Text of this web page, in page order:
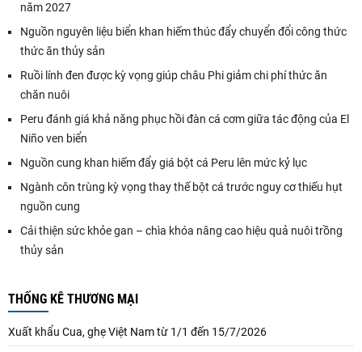
năm 2027
Nguồn nguyên liệu biển khan hiếm thúc đẩy chuyển đổi công thức
thức ăn thủy sản
Ruồi lính đen được kỳ vọng giúp châu Phi giảm chi phí thức ăn
chăn nuôi
Peru đánh giá khả năng phục hồi đàn cá cơm giữa tác động của El
Niño ven biển
Nguồn cung khan hiếm đẩy giá bột cá Peru lên mức kỷ lục
Ngành côn trùng kỳ vọng thay thế bột cá trước nguy cơ thiếu hụt
nguồn cung
Cải thiện sức khỏe gan – chìa khóa nâng cao hiệu quả nuôi trồng
thủy sản
THỐNG KÊ THƯƠNG MẠI
Xuất khẩu Cua, ghẹ Việt Nam từ 1/1 đến 15/7/2026